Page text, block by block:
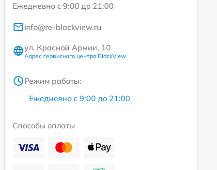
Ежедневно с 9:00 до 21:00
info@re-blackview.ru
ул. Красной Армии, 10
Адрес сервисного центра BlackView
Режим работы:
Ежедневно с 9:00 до 21:00
Способы оплаты